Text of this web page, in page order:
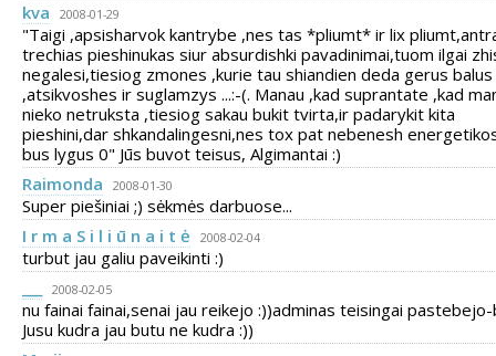
kva
2008-01-29
"Taigi ,apsisharvok kantrybe ,nes tas *pliumt* ir lix
trechias pieshinukas siur absurdishki pavadinimai,tuom ilgai
negalesi,tiesiog zmones ,kurie tau shiandien deda gerus balus
,atsikvoshes ir suglamzys ...:-(. Manau ,kad suprantate ,kad
nieko netruksta ,tiesiog sakau bukit tvirta,ir padarykit kita
pieshini,dar shkandalingesni,nes tox pat nebenesh
bus lygus 0" Jūs buvot teisus, Algimantai :)
Raimonda
2008-01-30
Super piešiniai ;) sėkmės darbuose...
I r m a S i l i ū n a i t ė
2008-02-04
turbut jau galiu paveikinti :)
2008-02-05
nu fainai fainai,senai jau reikejo :))adminas teisingai
Jusu kudra jau butu ne kudra :))